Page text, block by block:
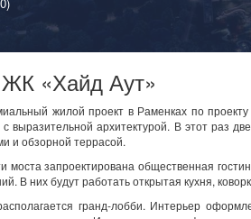
«Хайд Аут»
жилой проект в Раменках по
выразительной архитектурой. В этот раз
и обзорной террасой.
моста запроектирована общественная
В них будут работать открытая кухня,
гранд-лобби. Интерьер